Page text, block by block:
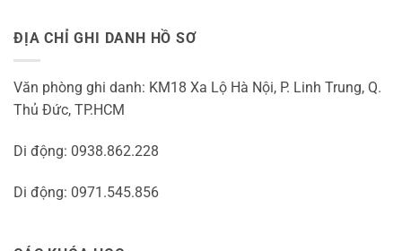
ĐỊA CHỈ GHI DANH HỒ SƠ
Văn phòng ghi danh: KM18 Xa Lộ Hà Nội, P. Linh Trung, Q.
Thủ Đức, TP.HCM
Di động: 0938.862.228
Di động: 0971.545.856